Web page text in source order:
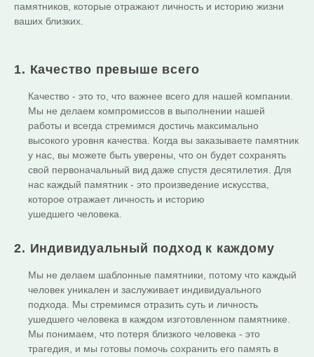
памятников, которые отражают личность и историю жизни
ваших близких.
1. Качество превыше всего
Качество - это то, что важнее всего для нашей компании.
Мы не делаем компромиссов в выполнении нашей
работы и всегда стремимся достичь максимально
высокого уровня качества. Когда вы заказываете памятник
у нас, вы можете быть уверены, что он будет сохранять
свой первоначальный вид даже спустя десятилетия. Для
нас каждый памятник - это произведение искусства,
которое отражает личность и историю
ушедшего человека.
2. Индивидуальный подход к каждому
Мы не делаем шаблонные памятники, потому что каждый
человек уникален и заслуживает индивидуального
подхода. Мы стремимся отразить суть и личность
ушедшего человека в каждом изготовленном памятнике.
Мы понимаем, что потеря близкого человека - это
трагедия, и мы готовы помочь сохранить его память в